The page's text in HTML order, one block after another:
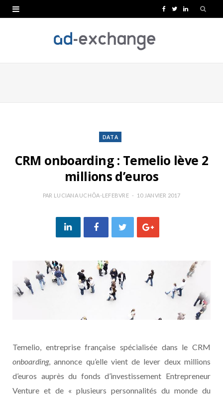
e
T
t
L
k
DATA
CRM onboarding : Temelio lève 2
millions d’euros
PAR LUCIANA UCHÔA-LEFEBVRE 10 JANVIER 2017
Temelio, entreprise française spécialisée dans le CRM
onboarding, annonce qu’elle vient de lever deux millions
d’euros auprès du fonds d’investissement Entrepreneur
Venture et de « plusieurs personnalités du monde du